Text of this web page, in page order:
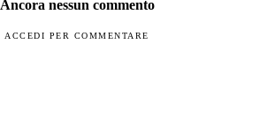
Ancora nessun commento
ACCEDI PER COMMENTARE